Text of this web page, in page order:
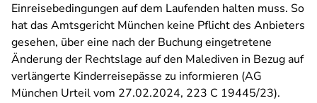
Einreisebedingungen auf dem Laufenden halten muss. So
hat das Amtsgericht München keine Pflicht des Anbieters
gesehen, über eine nach der Buchung eingetretene
Änderung der Rechtslage auf den Malediven in Bezug auf
verlängerte Kinderreisepässe zu informieren (AG
München Urteil vom 27.02.2024, 223 C 19445/23).